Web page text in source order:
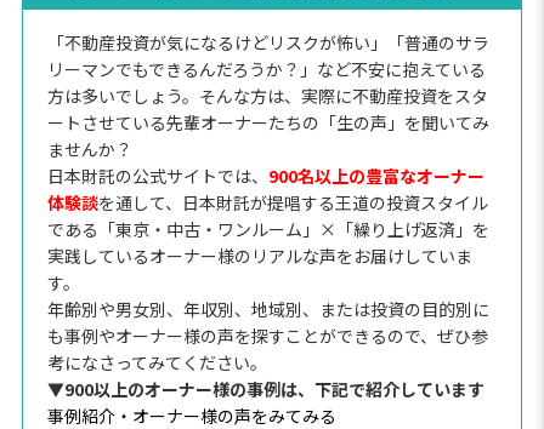
「不動産投資が気になるけどリスクが怖い」「普通のサラ
リーマンでもできるんだろうか？」など不安に抱えている
方は多いでしょう。そんな方は、実際に不動産投資をスタ
ートさせている先輩オーナーたちの「生の声」を聞いてみ
ませんか？
日本財託の公式サイトでは、 900名以上の豊富なオーナー
体験談を通して、日本財託が提唱する王道の投資スタイル
である「東京・中古・ワンルーム」×「繰り上げ返済」を
実践しているオーナー様のリアルな声をお届けしていま
す。
年齢別や男女別、年収別、地域別、または投資の目的別に
も事例やオーナー様の声を探すことができるので、ぜひ参
考になさってみてください。
▼900以上のオーナー様の事例は、下記で紹介しています
事例紹介・オーナー様の声をみてみる